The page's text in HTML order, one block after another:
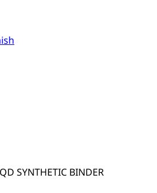
SYNTHETIC BINDER